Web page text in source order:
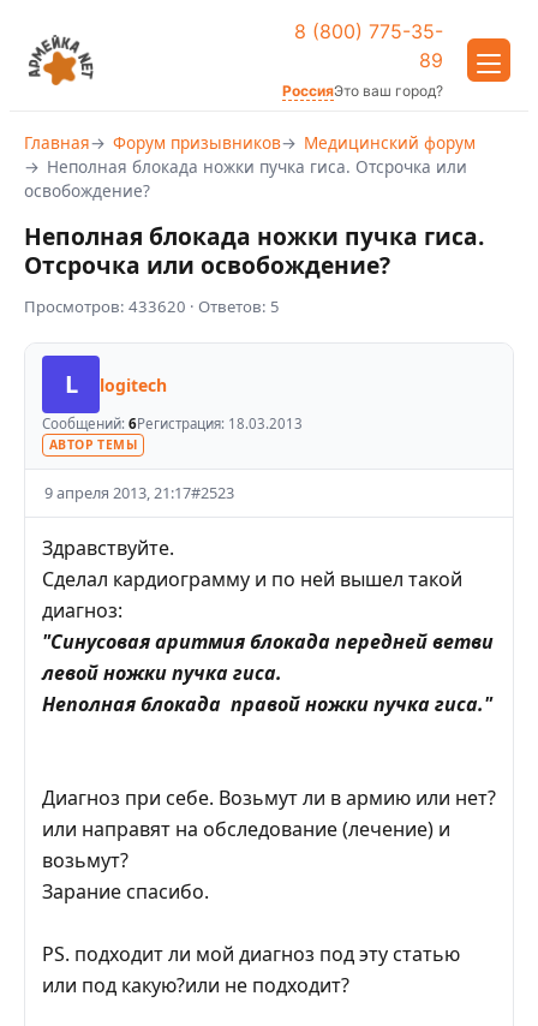
8 (800) 775-35-
89
РоссияЭто ваш город?
Главная Форум призывников
Медицинский форум
Неполная блокада ножки пучка гиса. Отсрочка или
освобождение?
Неполная блокада ножки пучка гиса.
Отсрочка или освобождение?
Просмотров: 433620 · Ответов: 5
L logitech
Сообщений: 6Регистрация: 18.03.2013
АВТОР ТЕМЫ
9 апреля 2013, 21:17#2523
Здравствуйте.
Сделал кардиограмму и по ней вышел такой
диагноз:
"Синусовая аритмия блокада передней ветви
левой ножки пучка гиса.
Неполная блокада правой ножки пучка гиса."
Диагноз при себе. Возьмут ли в армию или нет?
или направят на обследование (лечение) и
возьмут?
Зарание спасибо.
PS. подходит ли мой диагноз под эту статью
или под какую?или не подходит?